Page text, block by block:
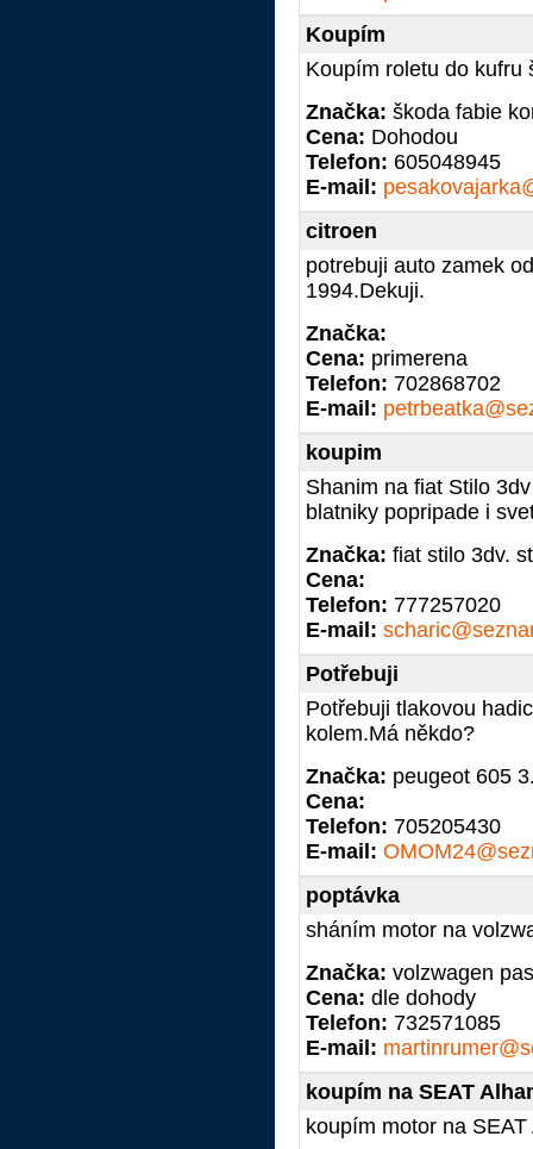
Koupím
Koupím roletu do kufru
Značka: škoda fabie
Cena: Dohodou
Telefon: 605048945
E-mail:
citroen
potrebuji auto zamek
1994.Dekuji.
Značka:
Cena: primerena
Telefon: 702868702
E-mail:
koupim
Shanim na fiat Stilo
blatniky popripade i
Značka: fiat stilo 3dv.
Cena:
Telefon: 777257020
E-mail:
Potřebuji
Potřebuji tlakovou
kolem.Má někdo?
Značka: peugeot 605
Cena:
Telefon: 705205430
E-mail:
poptávka
sháním motor na
Značka: volzwagen
Cena: dle dohody
Telefon: 732571085
E-mail:
koupím na SEAT
koupím motor na